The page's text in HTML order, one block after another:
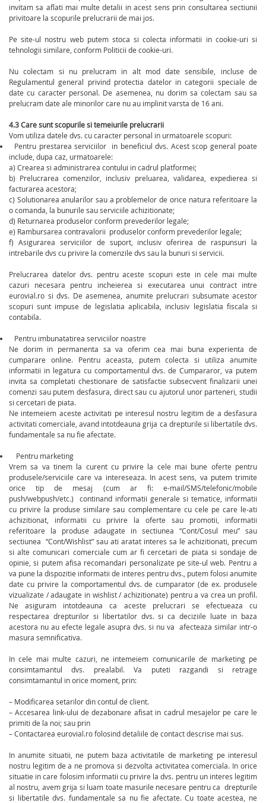
invitam sa aflati mai multe detalii in acest sens prin consultarea sectiunii
privitoare la scopurile prelucrarii de mai jos.
Pe site-ul nostru web putem stoca si colecta informatii in cookie-uri si
tehnologii similare, conform Politicii de cookie-uri.
Nu colectam si nu prelucram in alt mod date sensibile, incluse de
Regulamentul general privind protectia datelor in categorii speciale de
date cu caracter personal. De asemenea, nu dorim sa colectam sau sa
prelucram date ale minorilor care nu au implinit varsta de 16 ani.
4.3 Care sunt scopurile si temeiurile prelucrarii
Vom utiliza datele dvs. cu caracter personal in urmatoarele scopuri:
Pentru prestarea serviciilor in beneficiul dvs. Acest scop general poate
include, dupa caz, urmatoarele:
a) Crearea si administrarea contului in cadrul platformei;
b) Prelucrarea comenzilor, inclusiv preluarea, validarea, expedierea si
facturarea acestora;
c) Solutionarea anularilor sau a problemelor de orice natura referitoare la
o comanda, la bunurile sau serviciile achizitionate;
d) Returnarea produselor conform prevederilor legale;
e) Rambursarea contravalorii produselor conform prevederilor legale;
f) Asigurarea serviciilor de suport, inclusiv oferirea de raspunsuri la
intrebarile dvs cu privire la comenzile dvs sau la bunuri si servicii.
Prelucrarea datelor dvs. pentru aceste scopuri este in cele mai multe
cazuri necesara pentru incheierea si executarea unui contract intre
eurovial.ro si dvs. De asemenea, anumite prelucrari subsumate acestor
scopuri sunt impuse de legislatia aplicabila, inclusiv legislatia fiscala si
contabila.
Pentru imbunatatirea serviciilor noastre
Ne dorim in permanenta sa va oferim cea mai buna experienta de
cumparare online. Pentru aceasta, putem colecta si utiliza anumite
informatii in legatura cu comportamentul dvs. de Cumpararor, va putem
invita sa completati chestionare de satisfactie subsecvent finalizarii unei
comenzi sau putem desfasura, direct sau cu ajutorul unor parteneri, studii
si cercetari de piata.
Ne intemeiem aceste activitati pe interesul nostru legitim de a desfasura
activitati comerciale, avand intotdeauna grija ca drepturile si libertatile dvs.
fundamentale sa nu fie afectate.
Pentru marketing
Vrem sa va tinem la curent cu privire la cele mai bune oferte pentru
produsele/serviciile care va intereseaza. In acest sens, va putem trimite
orice tip de mesaj (cum ar fi: e-mail/SMS/telefonic/mobile
push/webpush/etc.) continand informatii generale si tematice, informatii
cu privire la produse similare sau complementare cu cele pe care le-ati
achizitionat, informatii cu privire la oferte sau promotii, informatii
referitoare la produse adaugate in sectiunea “Cont/Cosul meu” sau
sectiunea “Cont/Wishlist” sau ati aratat interes sa le achizitionati, precum
si alte comunicari comerciale cum ar fi cercetari de piata si sondaje de
opinie, si putem afisa recomandari personalizate pe site-ul web. Pentru a
va pune la dispozitie informatii de interes pentru dvs., putem folosi anumite
date cu privire la comportamentul dvs. de cumparator (de ex. produsele
vizualizate / adaugate in wishlist / achizitionate) pentru a va crea un profil.
Ne asiguram intotdeauna ca aceste prelucrari se efectueaza cu
respectarea drepturilor si libertatilor dvs. si ca deciziile luate in baza
acestora nu au efecte legale asupra dvs. si nu va afecteaza similar intr-o
masura semnificativa.
In cele mai multe cazuri, ne intemeiem comunicarile de marketing pe
consimtamantul dvs. prealabil. Va puteti razgandi si retrage
consimtamantul in orice moment, prin:
– Modificarea setarilor din contul de client.
– Accesarea link-ului de dezabonare afisat in cadrul mesajelor pe care le
primiti de la noi; sau prin
– Contactarea eurovial.ro folosind detaliile de contact descrise mai sus.
In anumite situatii, ne putem baza activitatile de marketing pe interesul
nostru legitim de a ne promova si dezvolta activitatea comerciala. In orice
situatie in care folosim informatii cu privire la dvs. pentru un interes legitim
al nostru, avem grija si luam toate masurile necesare pentru ca drepturile
si libertatile dvs. fundamentale sa nu fie afectate. Cu toate acestea, ne